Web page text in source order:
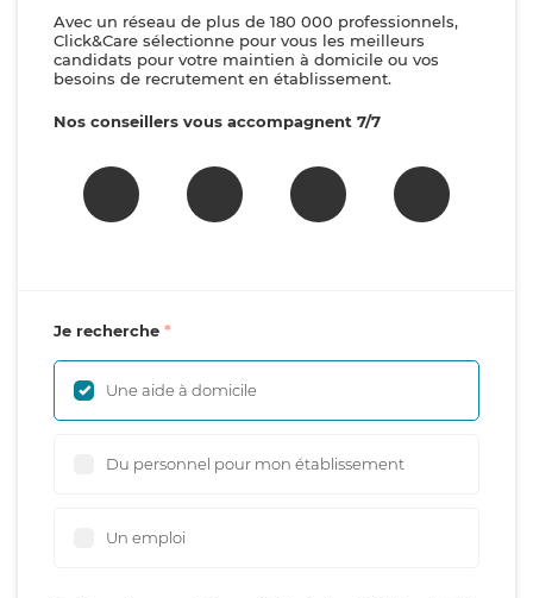
Avec un réseau de plus de 180 000 professionnels,
Click&Care sélectionne pour vous les meilleurs
candidats pour votre maintien à domicile ou vos
besoins de recrutement en établissement.
Nos conseillers vous accompagnent 7/7
Je recherche
Une aide à domicile
Du personnel pour mon établissement
Un emploi